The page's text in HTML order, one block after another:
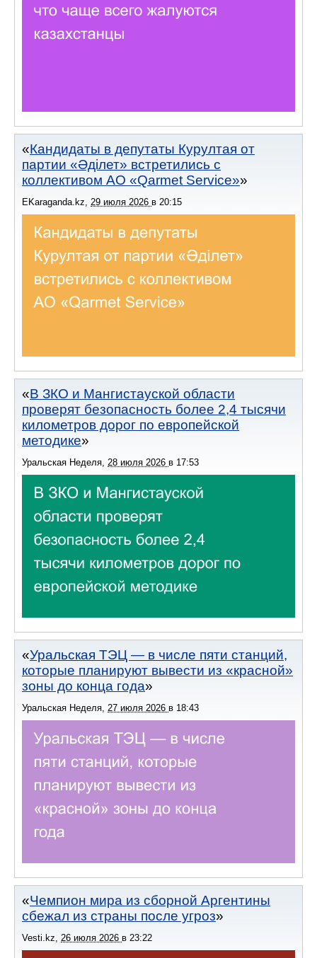
Кандидаты в депутаты Курултая от
партии «Әділет» встретились с
коллективом АО «Qarmet Service»
EKaraganda.kz 29 июля 2026 в 20:15
В ЗКО и Мангистауской области
проверят безопасность более 2,4 тысячи
километров дорог по европейской
методике
Уральская Неделя, 28 июля 2026 в 17:53
Уральская ТЭЦ — в числе пяти станций,
которые планируют вывести из «красной»
зоны до конца года
Уральская Неделя, 27 июля 2026 в 18:43
Чемпион мира из сборной Аргентины
сбежал из страны после угроз
Vesti.kz 26 июля 2026 в 23:22